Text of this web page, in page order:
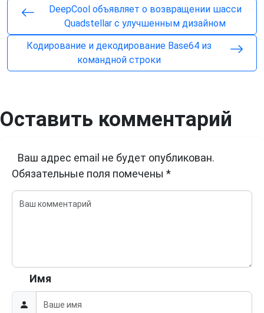
DeepCool объявляет о возвращении шасси
Quadstellar с улучшенным дизайном
Кодирование и декодирование Base64 из
командной строки
Оставить комментарий
Ваш адрес email не будет опубликован.
Обязательные поля помечены *
Имя